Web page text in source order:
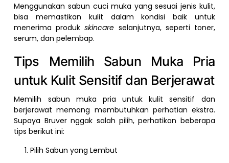
Menggunakan sabun cuci muka yang sesuai jenis kulit,
bisa memastikan kulit dalam kondisi baik untuk
menerima produkskincare selanjutnya, seperti toner,
serum, dan pelembap.
Tips Memilih Sabun Muka Pria
untuk Kulit Sensitif dan Berjerawat
Memilih sabun muka pria untuk kulit sensitif dan
berjerawat memang membutuhkan perhatian ekstra.
Supaya Bruver nggak salah pilih, perhatikan beberapa
tips berikut ini:
Pilih Sabun yang Lembut